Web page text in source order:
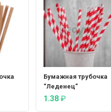
Бумажная трубочка
“Леденец”
1.38 ₽